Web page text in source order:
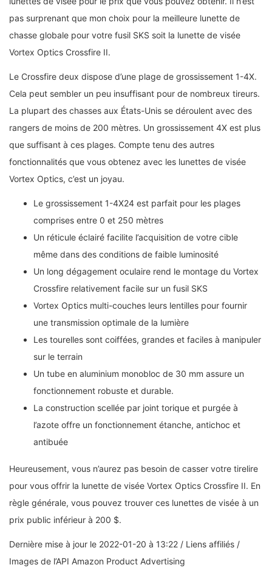
pas surprenant que mon choix pour la meilleure lunette de
chasse globale pour votre fusil SKS soit la lunette de visée
Vortex Optics Crossfire II.
Le Crossfire deux dispose d’une plage de grossissement 1-4X.
Cela peut sembler un peu insuffisant pour de nombreux tireurs.
La plupart des chasses aux États-Unis se déroulent avec des
rangers de moins de 200 mètres. Un grossissement 4X est plus
que suffisant à ces plages. Compte tenu des autres
fonctionnalités que vous obtenez avec les lunettes de visée
Vortex Optics, c’est un joyau.
Le grossissement 1-4X24 est parfait pour les plages
comprises entre 0 et 250 mètres
Un réticule éclairé facilite l’acquisition de votre cible
même dans des conditions de faible luminosité
Un long dégagement oculaire rend le montage du Vortex
Crossfire relativement facile sur un fusil SKS
Vortex Optics multi-couches leurs lentilles pour fournir
une transmission optimale de la lumière
Les tourelles sont coiffées, grandes et faciles à manipuler
sur le terrain
Un tube en aluminium monobloc de 30 mm assure un
fonctionnement robuste et durable.
La construction scellée par joint torique et purgée à
l’azote offre un fonctionnement étanche, antichoc et
antibuée
Heureusement, vous n’aurez pas besoin de casser votre tirelire
pour vous offrir la lunette de visée Vortex Optics Crossfire II. En
règle générale, vous pouvez trouver ces lunettes de visée à un
prix public inférieur à 200 $.
Dernière mise à jour le 2022-01-20 à 13:22 / Liens affiliés /
Images de l’API Amazon Product Advertising